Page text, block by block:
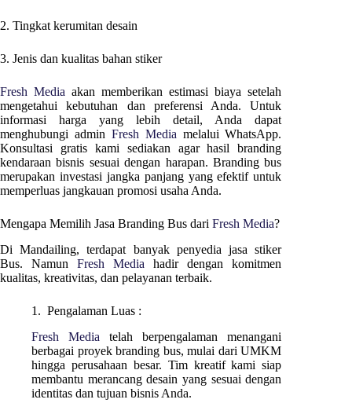
2. Tingkat kerumitan desain
3. Jenis dan kualitas bahan stiker
Fresh Media akan memberikan estimasi biaya setelah
mengetahui kebutuhan dan preferensi Anda. Untuk
informasi harga yang lebih detail, Anda dapat
menghubungi admin Fresh Media melalui WhatsApp.
Konsultasi gratis kami sediakan agar hasil branding
kendaraan bisnis sesuai dengan harapan. Branding bus
merupakan investasi jangka panjang yang efektif untuk
memperluas jangkauan promosi usaha Anda.
Mengapa Memilih Jasa Branding Bus dari Fresh Media?
DiMandailing, terdapat banyak penyedia jasa stiker
Bus. NamunFresh Media hadir dengan komitmen
kualitas, kreativitas, dan pelayanan terbaik.
1. Pengalaman Luas :
Fresh Media telah berpengalaman menangani
berbagai proyek branding bus, mulai dari UMKM
hingga perusahaan besar. Tim kreatif kami siap
membantu merancang desain yang sesuai dengan
identitas dan tujuan bisnis Anda.